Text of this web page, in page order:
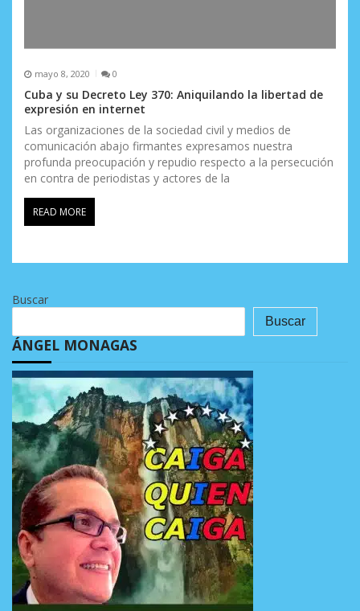
mayo 8, 2020 0
Cuba y su Decreto Ley 370: Aniquilando la libertad de
expresión en internet
Las organizaciones de la sociedad civil y medios de
comunicación abajo firmantes expresamos nuestra
profunda preocupación y repudio respecto a la persecución
en contra de periodistas y actores de la
READ MORE
Buscar
Buscar
ÁNGEL MONAGAS